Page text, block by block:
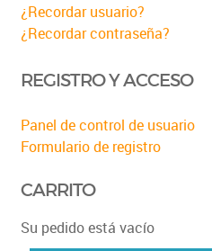
¿Recordar usuario?
¿Recordar contraseña?
REGISTRO Y ACCESO
Panel de control de usuario
Formulario de registro
CARRITO
Su pedido está vacío